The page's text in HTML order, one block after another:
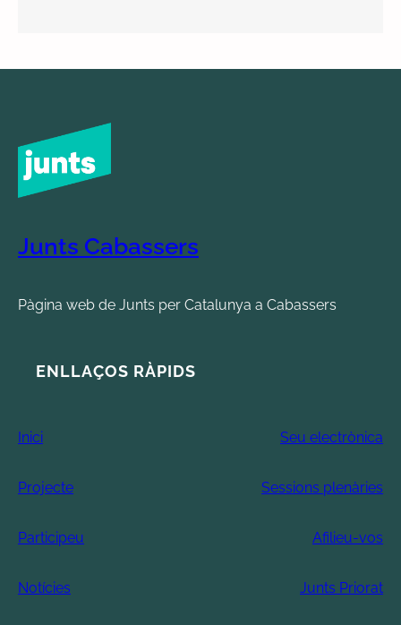
Junts Cabassers
Pàgina web de Junts per Catalunya a Cabassers
ENLLAÇOS RÀPIDS
Inici Seu electrònica
Projecte Sessions plenàries
Participeu Afilieu-vos
Notícies Junts Priorat